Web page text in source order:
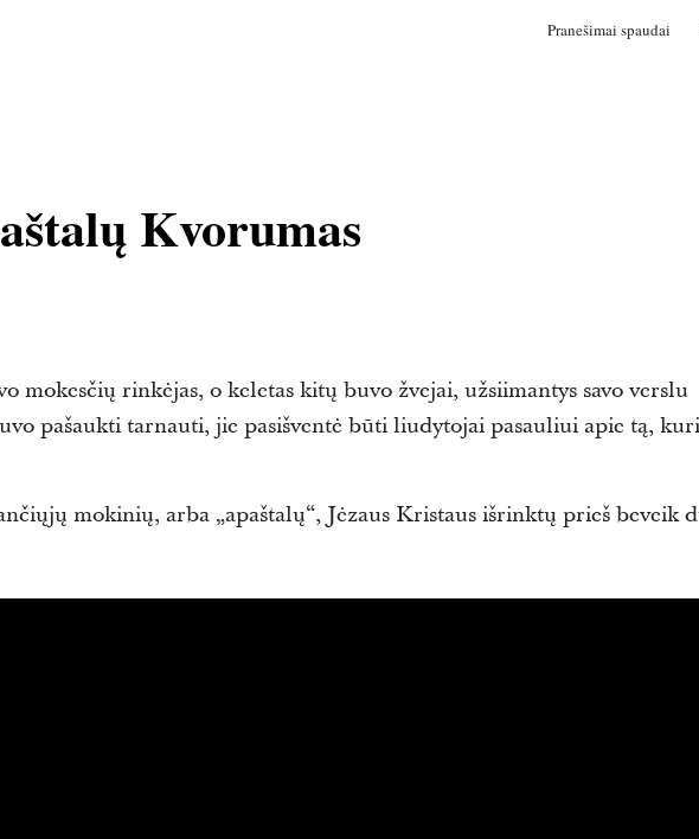
Pranešimai spaudai
Kvorumas
mokesčių rinkėjas, o keletas kitų buvo žvejai, užsiimantys savo verslu
pašaukti tarnauti, jie pasišventė būti liudytojai pasauliui apie tą,
mokinių, arba „apaštalų“, Jėzaus Kristaus išrinktų prieš beveik